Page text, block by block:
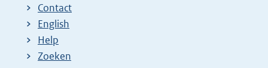
Contact
English
Help
Zoeken